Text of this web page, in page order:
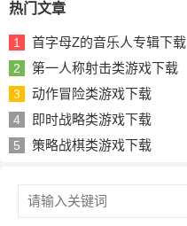
热门文章
1 首字母Z的音乐人专辑下载
2 第一人称射击类游戏下载
3 动作冒险类游戏下载
4 即时战略类游戏下载
5 策略战棋类游戏下载